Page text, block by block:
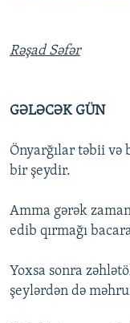
Rəşad Səfər
GƏLƏCƏK GÜN
Önyarğılar təbii
bir şeydir.
Amma gərək
edib qırmağı
Yoxsa sonra
şeylərdən də